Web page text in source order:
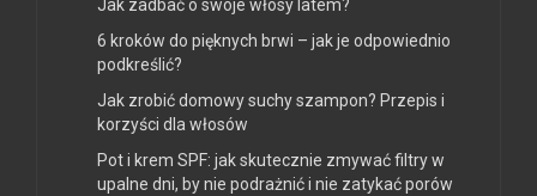
Jak zadbać o swoje włosy latem?
6 kroków do pięknych brwi – jak je odpowiednio
podkreślić?
Jak zrobić domowy suchy szampon? Przepis i
korzyści dla włosów
Pot i krem SPF: jak skutecznie zmywać filtry w
upalne dni, by nie podrażnić i nie zatykać porów